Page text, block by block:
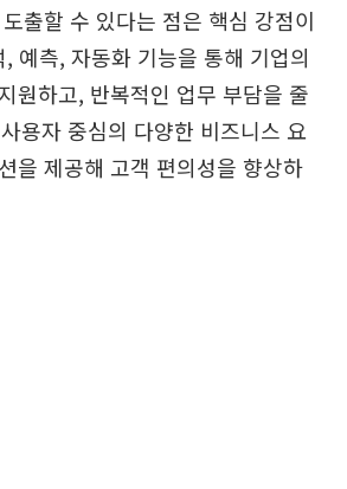
출할 수 있다는 점은 핵심 강점이
예측, 자동화 기능을 통해 기업의
원하고, 반복적인 업무 부담을 줄
용자 중심의 다양한 비즈니스 요
을 제공해 고객 편의성을 향상하